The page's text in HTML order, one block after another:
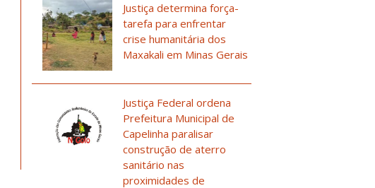
Justiça determina força-
tarefa para enfrentar
crise humanitária dos
Maxakali em Minas Gerais
Justiça Federal ordena
Prefeitura Municipal de
Capelinha paralisar
construção de aterro
sanitário nas
proximidades de